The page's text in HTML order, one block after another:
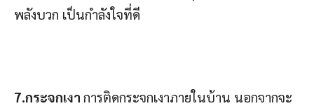
พลังบวก เป็นกำลังใจที่ดี
7.กระจกเงา การติดกระจกเงาภายในบ้าน นอกจากจะ